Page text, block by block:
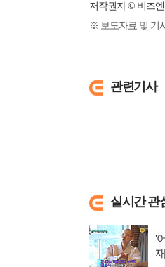
저작권자 © 비즈
※ 보도자료 및 기
관련기사
실시간 관
'